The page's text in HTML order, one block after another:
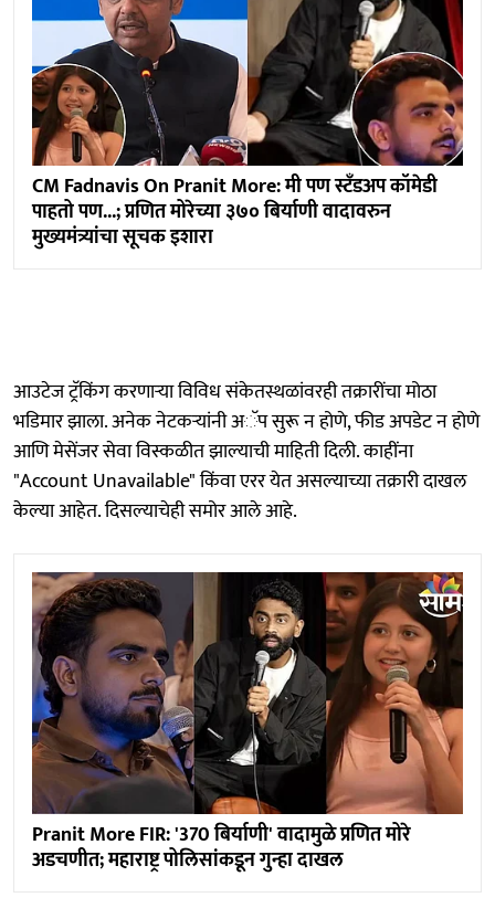
CM Fadnavis On Pranit More: मी पण स्टँडअप कॉमेडी
पाहतो पण...; प्रणित मोरेच्या ३७० बिर्याणी वादावरुन
मुख्यमंत्र्यांचा सूचक इशारा
आउटेज ट्रॅकिंग करणाऱ्या विविध संकेतस्थळांवरही तक्रारींचा मोठा
भडिमार झाला. अनेक नेटकऱ्यांनी अॅप सुरू न होणे, फीड अपडेट न होणे
आणि मेसेंजर सेवा विस्कळीत झाल्याची माहिती दिली. काहींना
"Account Unavailable" किंवा एरर येत असल्याच्या तक्रारी दाखल
केल्या आहेत. दिसल्याचेही समोर आले आहे.
Pranit More FIR: '370 बिर्याणी' वादामुळे प्रणित मोरे
अडचणीत; महाराष्ट्र पोलिसांकडून गुन्हा दाखल